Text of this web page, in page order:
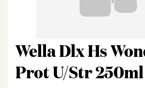
Wella Dlx Hs
Prot U/Str 250ml